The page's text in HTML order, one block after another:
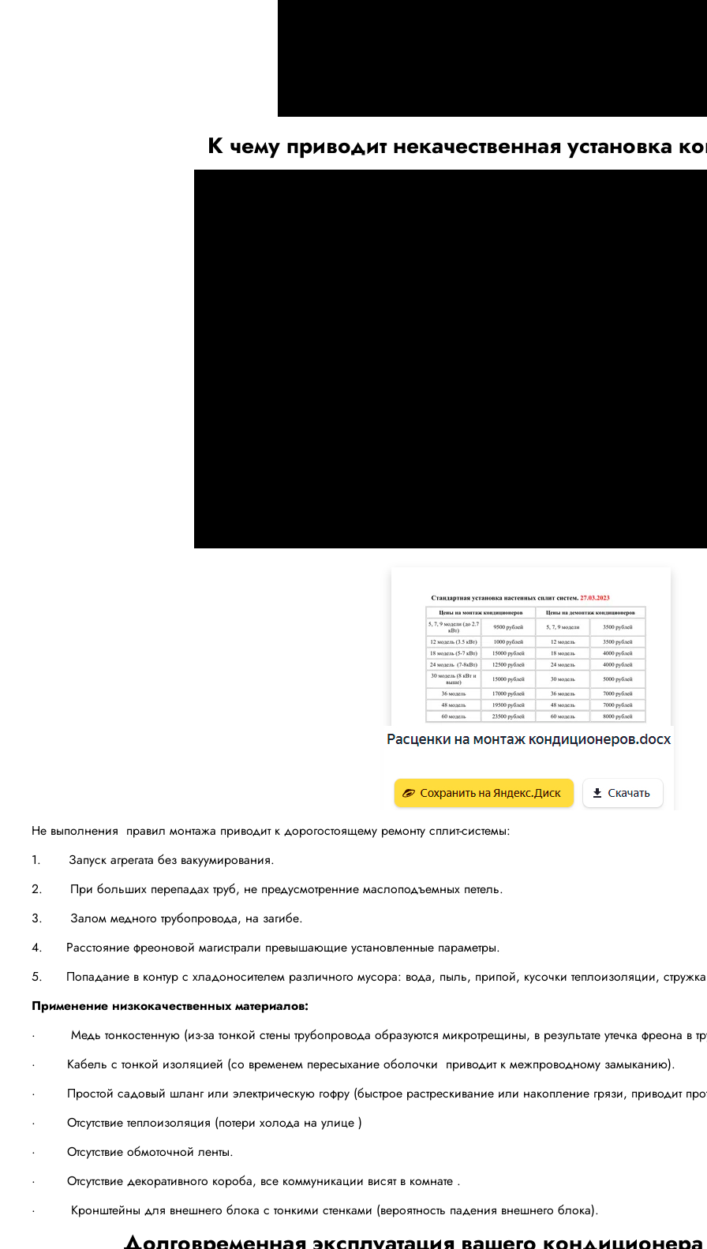
К чему приводит некачественная установка
Не выполнения правил монтажа приводит к дорогостоящему ремонту сплит-системы:
1. Запуск агрегата без вакуумирования.
2. При больших перепадах труб, не предусмотренние маслоподъемных петель.
3. Залом медного трубопровода, на загибе.
4. Расстояние фреоновой магистрали превышающие установленные параметры.
5. Попадание в контур с хладоносителем различного мусора: вода, пыль, припой, кусочки теплоизоляции, стружка
Применение низкокачественных материалов:
· Медь тонкостенную (из-за тонкой стены трубопровода образуются микротрещины, в результате утечка фреона в
· Кабель с тонкой изоляцией (со временем пересыхание оболочки приводит к межпроводному замыканию).
· Простой садовый шланг или электрическую гофру (быстрое растрескивание или накопление грязи, приводит
· Отсутствие теплоизоляция (потери холода на улице )
· Отсутствие обмоточной ленты.
· Отсутствие декоративного короба, все коммуникации висят в комнате .
· Кронштейны для внешнего блока с тонкими стенками (вероятность падения внешнего блока).